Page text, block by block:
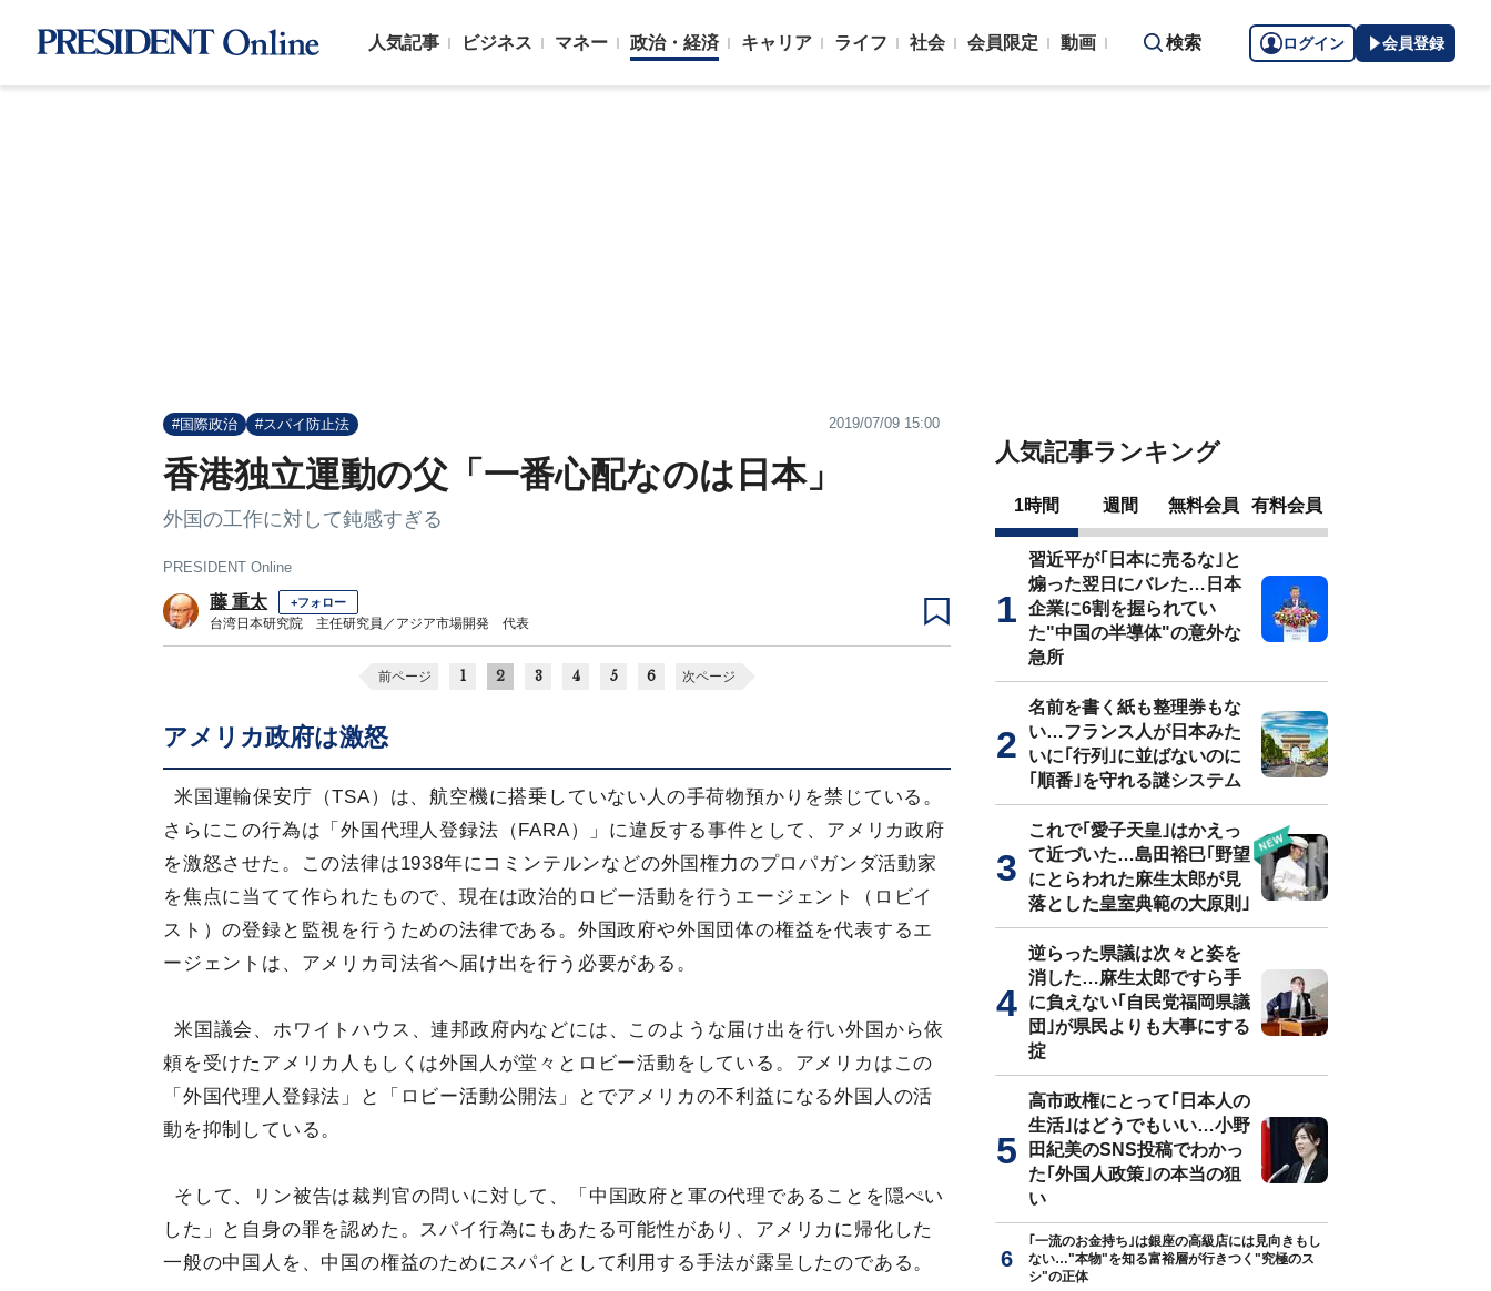
人気記事 ビジネス マネー 政治・経済 キャリア ライフ 社会 会員限定 動画 検索 ログイン 会員登録
#国際政治 #スパイ防止法 2019/07/09 15:00
香港独立運動の父「一番心配なのは日本」
外国の工作に対して鈍感すぎる
PRESIDENT Online
藤 重太 +フォロー
台湾日本研究院 主任研究員／アジア市場開発 代表
前ページ 1 2 3 4 5 6 次ページ
アメリカ政府は激怒
米国運輸保安庁（TSA）は、航空機に搭乗していない人の手荷物預かりを禁じている。
さらにこの行為は「外国代理人登録法（FARA）」に違反する事件として、アメリカ政府
を激怒させた。この法律は1938年にコミンテルンなどの外国権力のプロパガンダ活動家
を焦点に当てて作られたもので、現在は政治的ロビー活動を行うエージェント（ロビイ
スト）の登録と監視を行うための法律である。外国政府や外国団体の権益を代表するエ
ージェントは、アメリカ司法省へ届け出を行う必要がある。
米国議会、ホワイトハウス、連邦政府内などには、このような届け出を行い外国から依
頼を受けたアメリカ人もしくは外国人が堂々とロビー活動をしている。アメリカはこの
「外国代理人登録法」と「ロビー活動公開法」とでアメリカの不利益になる外国人の活
動を抑制している。
そして、リン被告は裁判官の問いに対して、「中国政府と軍の代理であることを隠ぺい
した」と自身の罪を認めた。スパイ行為にもあたる可能性があり、アメリカに帰化した
一般の中国人を、中国の権益のためにスパイとして利用する手法が露呈したのである。
人気記事ランキング
1時間 週間 無料会員 有料会員
習近平が｢日本に売るな｣と
煽った翌日にバレた…日本
企業に6割を握られてい
た"中国の半導体"の意外な
急所
名前を書く紙も整理券もな
い…フランス人が日本みた
いに｢行列｣に並ばないのに
｢順番｣を守れる謎システム
これで｢愛子天皇｣はかえっ
て近づいた…島田裕巳｢野望
にとらわれた麻生太郎が見
落とした皇室典範の大原則｣
逆らった県議は次々と姿を
消した…麻生太郎ですら手
に負えない｢自民党福岡県議
団｣が県民よりも大事にする
掟
高市政権にとって｢日本人の
生活｣はどうでもいい…小野
田紀美のSNS投稿でわかっ
た｢外国人政策｣の本当の狙
い
｢一流のお金持ち｣は銀座の高級店には見向きもし
ない…"本物"を知る富裕層が行きつく"究極のス
シ"の正体